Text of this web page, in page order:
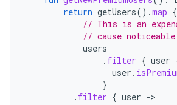
return getUsers().map {
// This is an
// cause
users
. filter { user
user .
}
. filter { user -